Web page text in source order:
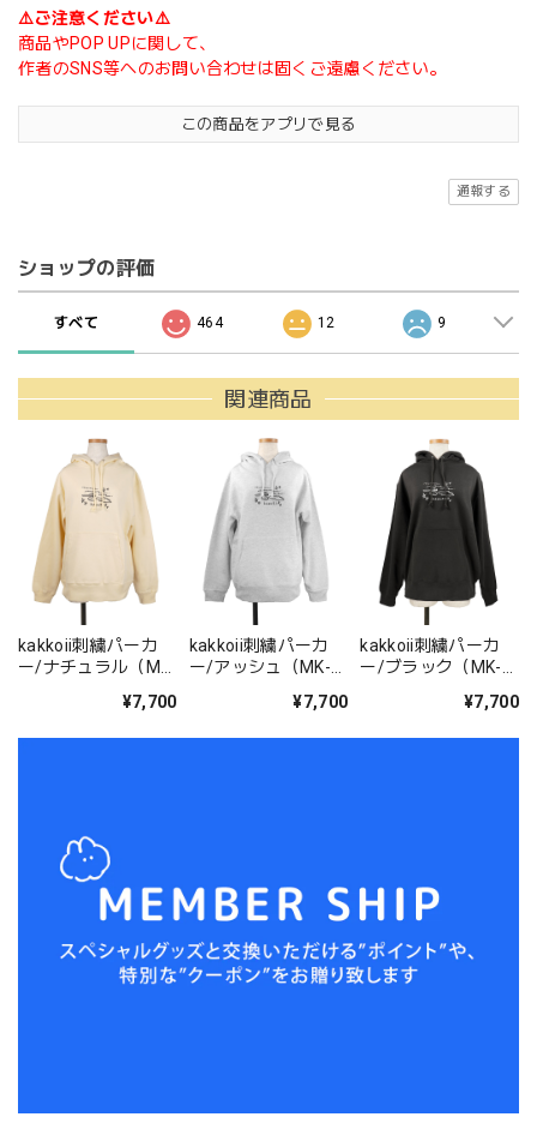
⚠️ご注意ください⚠️
商品やPOP UPに関して、
作者のSNS等へのお問い合わせは固くご遠慮ください。
この商品をアプリで見る
通報する
ショップの評価
すべて 464 12 9
関連商品
kakkoii刺繍パーカ
ー/ナチュラル（MK-
¥7,700
kakkoii刺繍パーカ
ー/アッシュ（MK-
¥7,700
kakkoii刺繍パーカ
ー/ブラック（MK-
¥7,700